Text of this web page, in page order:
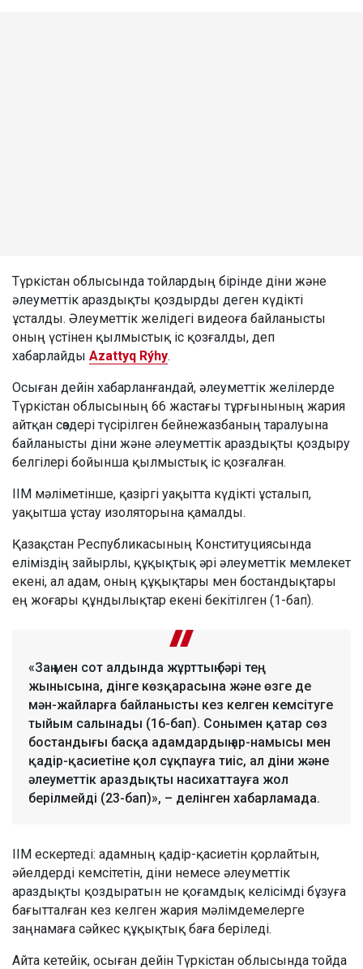
Түркістан облысында тойлардың бірінде діни және
әлеуметтік араздықты қоздырды деген күдікті
ұсталды. Әлеуметтік желідегі видеоға байланысты
оның үстінен қылмыстық іс қозғалды, деп
хабарлайды Azattyq Rýhy.
Осыған дейін хабарланғандай, әлеуметтік желілерде
Түркістан облысының 66 жастағы тұрғынының жария
айтқан сөздері түсірілген бейнежазбаның таралуына
байланысты діни және әлеуметтік араздықты қоздыру
белгілері бойынша қылмыстық іс қозғалған.
ІІМ мәліметінше, қазіргі уақытта күдікті ұсталып,
уақытша ұстау изоляторына қамалды.
Қазақстан Республикасының Конституциясында
еліміздің зайырлы, құқықтық әрі әлеуметтік мемлекет
екені, ал адам, оның құқықтары мен бостандықтары
ең жоғары құндылықтар екені бекітілген (1-бап).
«Заң мен сот алдында жұрттың бәрі тең,
жынысына, дінге көзқарасына және өзге де
мән-жайларға байланысты кез келген кемсітуге
тыйым салынады (16-бап). Сонымен қатар сөз
бостандығы басқа адамдардың ар-намысы мен
қадір-қасиетіне қол сұқпауға тиіс, ал діни және
әлеуметтік араздықты насихаттауға жол
берілмейді (23-бап)», – делінген хабарламада.
ІІМ ескертеді: адамның қадір-қасиетін қорлайтын,
әйелдерді кемсітетін, діни немесе әлеуметтік
араздықты қоздыратын не қоғамдық келісімді бұзуға
бағытталған кез келген жария мәлімдемелерге
заңнамаға сәйкес құқықтық баға беріледі.
Айта кетейік, осыған дейін Түркістан облысында тойда